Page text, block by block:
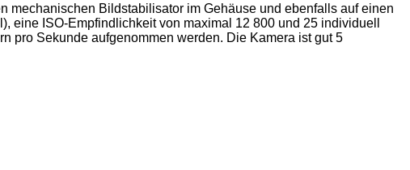
mechanischen Bildstabilisator im Gehäuse und ebenfalls auf einen
ISO-Empfindlichkeit von maximal 12 800 und 25 individuell
pro Sekunde aufgenommen werden. Die Kamera ist gut 5